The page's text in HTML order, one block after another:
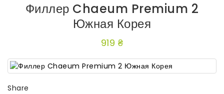
Филлер Chaeum Premium 2
Южная Корея
919 ₴
Share